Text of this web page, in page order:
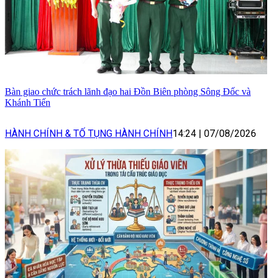
Bàn giao chức trách lãnh đạo hai Đồn Biên phòng Sông Đốc và
Khánh Tiến
HÀNH CHÍNH & TỐ TỤNG HÀNH CHÍNH14:24 | 07/08/2026